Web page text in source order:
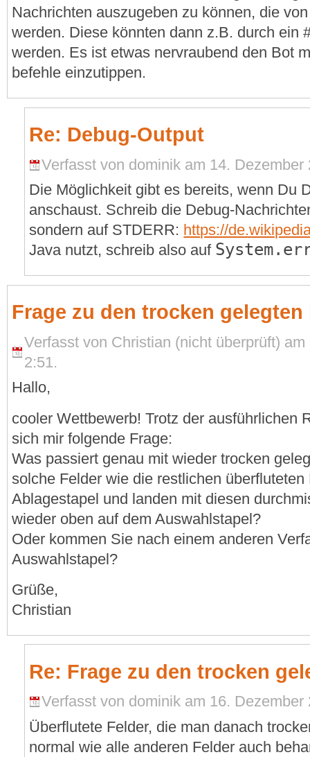
Nachrichten auszugeben zu können, die
werden. Diese könnten dann z.B. durch ein
werden. Es ist etwas nervraubend den Bot
befehle einzutippen.
Re: Debug-Output
Verfasst von dominik am 14. Dezember
Die Möglichkeit gibt es bereits, wenn Du
anschaust. Schreib die Debug-
sondern auf STDERR: https://
Java nutzt, schreib also auf
Frage zu den trocken gelegten
Verfasst von Christian (nicht überprüft)
2:51.
Hallo,
cooler Wettbewerb! Trotz der ausführlichen
sich mir folgende Frage:
Was passiert genau mit wieder trocken
solche Felder wie die restlichen
Ablagestapel und landen mit diesen
wieder oben auf dem Auswahlstapel?
Oder kommen Sie nach einem anderen
Auswahlstapel?
Grüße,
Christian
Re: Frage zu den trocken
Verfasst von dominik am 16. Dezember
Überflutete Felder, die man danach
normal wie alle anderen Felder auch